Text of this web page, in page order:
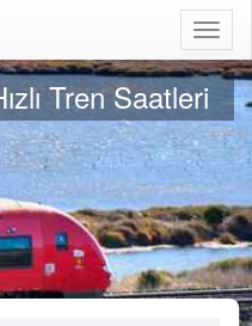
Aç
Tren Saatleri